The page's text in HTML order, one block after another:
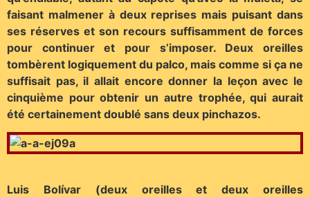
faisant malmener à deux reprises mais puisant dans
ses réserves et son recours suffisamment de forces
pour continuer et pour s’imposer. Deux oreilles
tombèrent logiquement du palco, mais comme si ça ne
suffisait pas, il allait encore donner la leçon avec le
cinquième pour obtenir un autre trophée, qui aurait
été certainement doublé sans deux pinchazos.
Luis Bolívar (deux oreilles et deux oreilles